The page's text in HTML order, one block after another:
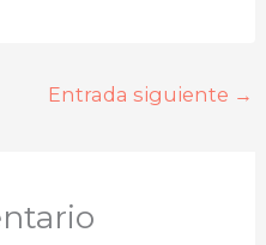
Entrada siguiente →